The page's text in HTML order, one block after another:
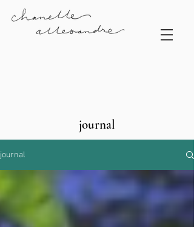
journal
journal